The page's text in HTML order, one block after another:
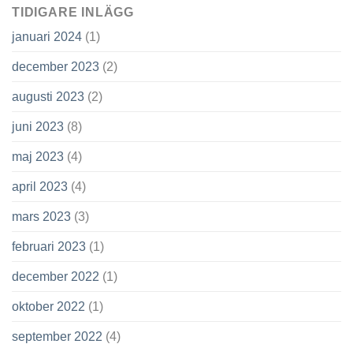
TIDIGARE INLÄGG
januari 2024 (1)
december 2023 (2)
augusti 2023 (2)
juni 2023 (8)
maj 2023 (4)
april 2023 (4)
mars 2023 (3)
februari 2023 (1)
december 2022 (1)
oktober 2022 (1)
september 2022 (4)